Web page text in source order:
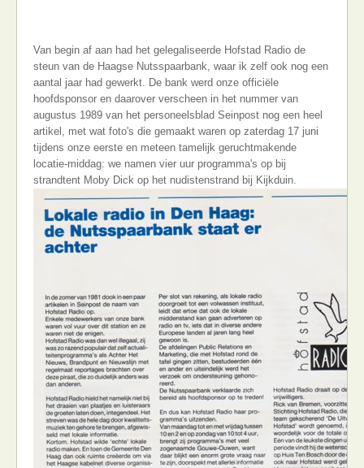
Van begin af aan had het gelegaliseerde Hofstad Radio de
steun van de Haagse Nutsspaarbank, waar ik zelf ook nog een
aantal jaar had gewerkt. De bank werd onze officiële
hoofdsponsor en daarover verscheen in het nummer van
augustus 1989 van het personeelsblad Seinpost nog een heel
artikel, met wat foto's die gemaakt waren op zaterdag 17 juni
tijdens onze eerste en meteen tamelijk geruchtmakende
locatie-middag: we namen vier uur programma's op bij
strandtent Moby Dick op het nudistenstrand bij Kijkduin.